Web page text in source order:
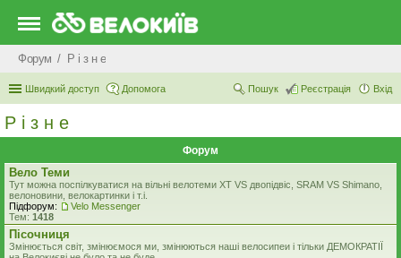
Форум Р i з н е
Швидкий доступ Допомога Вхід
Реєстрація
Пошук
Р i з н е
Форум
Вело Теми
Тут можна поспілкуватися на вільні велотеми ХТ VS двопідвіс, SRAM VS Shimano,
велоновини, велокартинки і т.і.
Підфорум:
Velo Messenger
Тем: 1418
Пісочниця
Змінюється світ, змінюємося ми, змінюються наші велосипеи і тільки ДЕМОКРАТІЇ